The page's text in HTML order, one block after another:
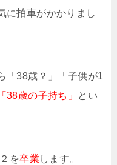
に拍車がかかりまし
「38歳？」「子供が1
「38歳の子持ち」
とい
を卒業 します。